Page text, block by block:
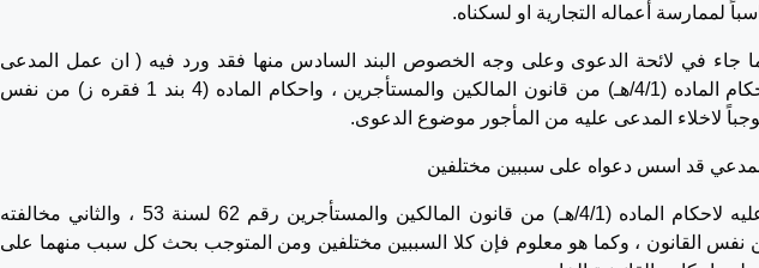
لممارسة أعماله التجارية او لسكناه.
جاء في لائحة الدعوى وعلى وجه الخصوص البند السادس منها فقد ورد فيه ( ان عمل المدعى
عليه) يشكل مخالفة لاحكام الماده (4/1/هـ) من قانون المالكين والمستأجرين ، واحكام الماده (4 بند 1 فقره ز) من نفس
لاخلاء المدعى عليه من المأجور موضوع الدعوى.
قد اسس دعواه على سببين مختلفين
الأول مخالفة المدعى عليه لاحكام الماده (4/1/هـ) من قانون المالكين والمستأجرين رقم 62 لسنة 53 ، والثاني مخالفته
الماده (4/1/ز) من نفس القانون ، وكما هو معلوم فإن كلا السببين مختلفين ومن المتوجب بحث كل سبب منهما على